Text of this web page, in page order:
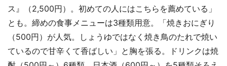
ス』（2,500円）。初めての人にはこちらを薦めている」
とも。締めの食事メニューは3種類用意。「焼きおにぎり
（500円）が人気。しょうゆではなく焼き鳥のたれで焼い
ているので甘辛くて香ばしい」と胸を張る。ドリンクは焼